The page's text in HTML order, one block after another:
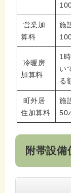
営業加
算料
施
冷暖房
加算料
1
い
る
町外居
住加算料
施
50
附帯設備